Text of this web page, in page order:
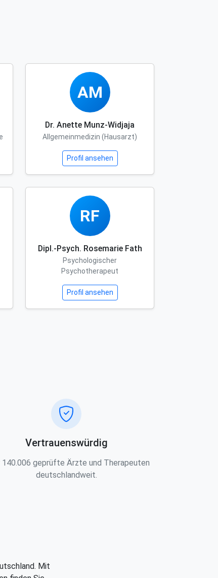
AM
Dr. Anette Munz-Widjaja
Allgemeinmedizin (Hausarzt)
Profil ansehen
RF
Dipl.-Psych. Rosemarie Fath
Psychologischer
Psychotherapeut
Profil ansehen
Vertrauenswürdig
140.006 geprüfte Ärzte und Therapeuten
deutschlandweit.
Mit